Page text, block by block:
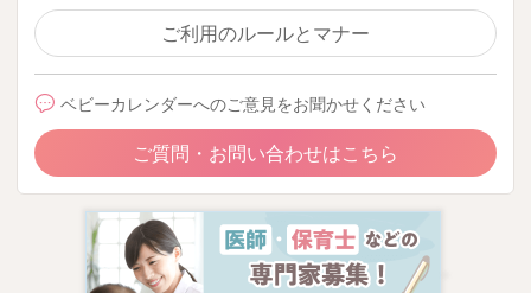
ご利用のルールとマナー
ベビーカレンダーへのご意見をお聞かせください
ご質問・お問い合わせはこちら